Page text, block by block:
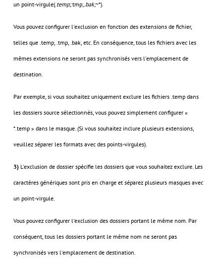
un point-virgule(.temp;.tmp;.bak;~*).
Vous pouvez configurer l'exclusion en fonction des extensions de fichier,
telles que .temp, .tmp, .bak, etc. En conséquence, tous les fichiers avec les
mêmes extensions ne seront pas synchronisés vers l'emplacement de
destination.
Par exemple, si vous souhaitez uniquement exclure les fichiers .temp dans
les dossiers source sélectionnés, vous pouvez simplement configurer «
*.temp » dans le masque. (Si vous souhaitez inclure plusieurs extensions,
veuillez séparer les formats avec des points-virgules).
3)L'exclusion de dossier spécifie les dossiers que vous souhaitez exclure. Les
caractères génériques sont pris en charge et séparez plusieurs masques avec
un point-virgule.
Vous pouvez configurer l'exclusion des dossiers portant le même nom. Par
conséquent, tous les dossiers portant le même nom ne seront pas
synchronisés vers l'emplacement de destination.